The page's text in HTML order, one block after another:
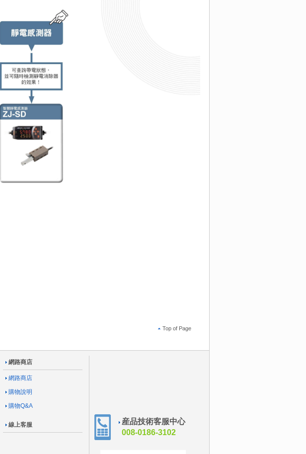
Top of Page
網路商店
網路商店
購物說明
購物Q&A
線上客服
産品技術客服中心
008-0186-3102